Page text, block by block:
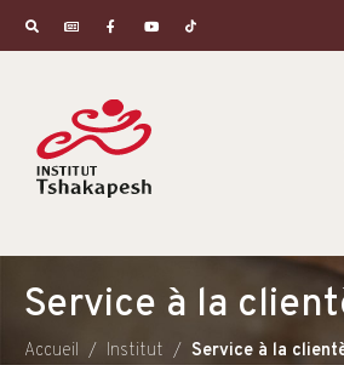
Service à la
Accueil Institut Service à la